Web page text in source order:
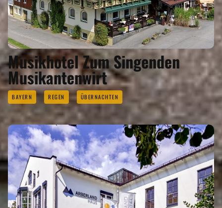
Musikhotel Zum Singenden
Musikantenwirt
BAYERN REGEN ÜBERNACHTEN